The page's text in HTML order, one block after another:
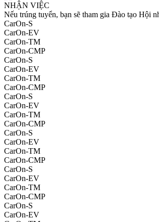
NHẬN VIỆC
Nếu trúng tuyển, bạn sẽ tham gia Đào tạo Hội
CarOn-S
CarOn-EV
CarOn-TM
CarOn-CMP
CarOn-S
CarOn-EV
CarOn-TM
CarOn-CMP
CarOn-S
CarOn-EV
CarOn-TM
CarOn-CMP
CarOn-S
CarOn-EV
CarOn-TM
CarOn-CMP
CarOn-S
CarOn-EV
CarOn-TM
CarOn-CMP
CarOn-S
CarOn-EV